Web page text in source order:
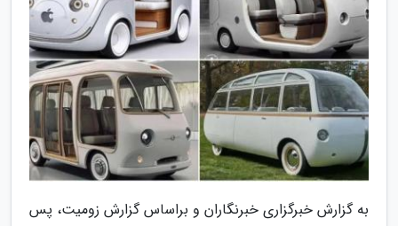
به گزارش خبرگزاری خبرنگاران و براساس گزارش زومیت، پس